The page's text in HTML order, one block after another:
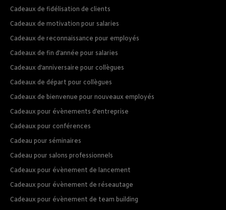
Cadeaux de fidélisation de clients
Cadeaux de motivation pour salaries
Cadeaux de reconnaissance pour employés
Cadeaux de fin d’année pour salaries
Cadeaux d’anniversaire pour collègues
Cadeaux de départ pour collègues
Cadeaux de bienvenue pour nouveaux employés
Cadeaux pour évènements d’entreprise
Cadeaux pour conférences
Cadeau pour séminaires
Cadeau pour salons professionnels
Cadeaux pour évènement de lancement
Cadeaux pour évènement de réseautage
Cadeaux pour évènement de team building